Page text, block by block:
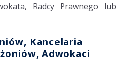
Radcy Prawnego lub
Kancelaria
Adwokaci